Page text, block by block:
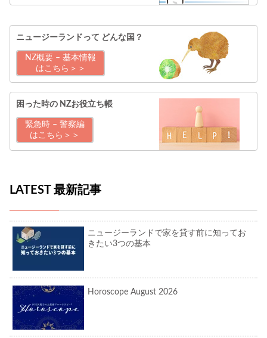
ニュージーランドって どんな国？
NZ概要 – 基本情報
はこちら＞＞
困った時の NZお役立ち帳
緊急時 – 警察編
はこちら＞＞
LATEST 最新記事
ニュージーランドで家を貸す前に知ってお
きたい3つの基本
Horoscope August 2026